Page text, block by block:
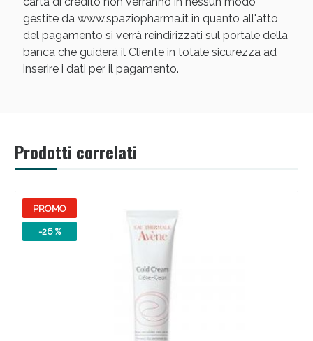
gestite da www.spaziopharma.it in quanto all'atto
del pagamento si verrà reindirizzati sul portale della
banca che guiderà il Cliente in totale sicurezza ad
inserire i dati per il pagamento.
Prodotti correlati
PROMO
-26 %